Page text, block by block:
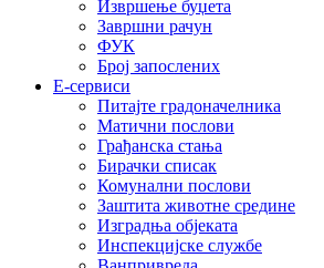
Извршење буџета
Завршни рачун
ФУК
Број запослених
E-сервиси
Питајте градоначелника
Матични послови
Грађанска стања
Бирачки списак
Комунални послови
Заштита животне средине
Изградња објеката
Инспекцијске службе